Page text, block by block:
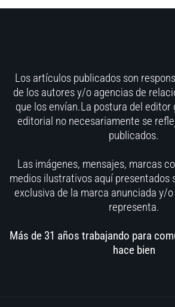
Los artículos publicados son
de los autores y/o agencias de
que los envían.La postura del editor
editorial no necesariamente se
publicados.
Las imágenes, mensajes, marcas
medios ilustrativos aquí presentados
exclusiva de la marca anunciada y/
representa.
Más de 31 años trabajando para
hace bien